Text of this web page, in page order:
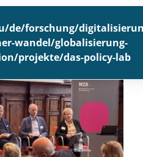
de/forschung/
wandel/globalisierung-
projekte/das-policy-lab